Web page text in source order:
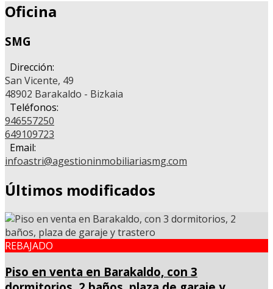
Oficina
SMG
Dirección:
San Vicente, 49
48902 Barakaldo - Bizkaia
Teléfonos:
946557250
649109723
Email:
infoastri@agestioninmobiliariasmg.com
Últimos modificados
REBAJADO
Piso en venta en Barakaldo, con 3